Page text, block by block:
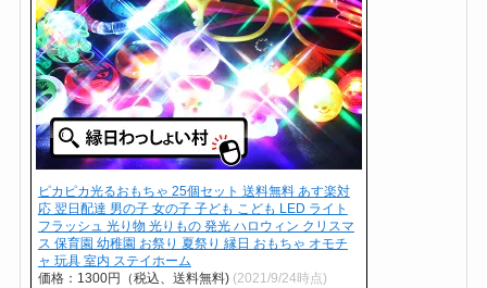
ピカピカ光るおもちゃ 25個セット 送料無料 あす楽対
応 翌日配達 男の子 女の子 子ども こども LED ライト
フラッシュ 光り物 光りもの 発光 ハロウィン クリスマ
ス 保育園 幼稚園 お祭り 夏祭り 縁日 おもちゃ オモチ
ャ 玩具 室内 ステイホーム
価格：1300円（税込、送料無料) (2021/9/24時点)